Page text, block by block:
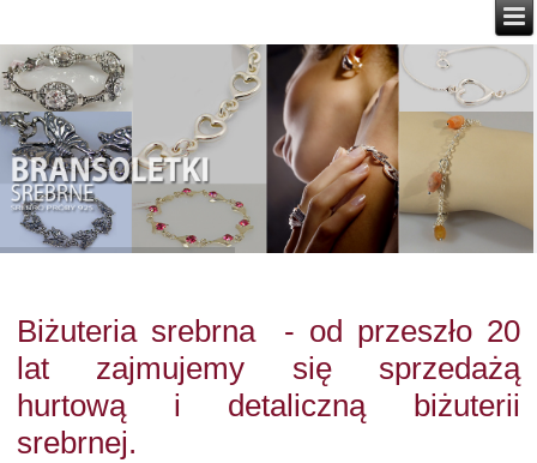
Biżuteria srebrna - od przeszło 20
lat zajmujemy się sprzedażą
hurtową i detaliczną biżuterii
srebrnej.